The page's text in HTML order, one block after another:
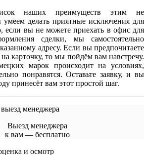
наших преимуществ этим не
делать приятные исключения для
если вы не можете приехать в офис для
сделки, мы самостоятельно
адресу. Если вы предпочитаете
карточку, то мы пойдём вам навстречу.
марок происходит на условиях,
понравятся. Оставьте заявку, и вы
принесёт вам этот простой шаг.
Выезд менеджера
к вам — бесплатно